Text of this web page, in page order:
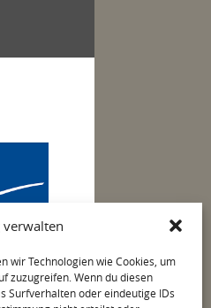
wir Technologien wie Cookies, um
zuzugreifen. Wenn du diesen
Surfverhalten oder eindeutige IDs